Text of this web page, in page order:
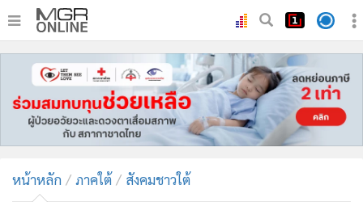
หน้าหลัก
ทันเหตุการณ์
• ภาคใต้
• บันเทิง
หน้าหลัก ภาคใต้ สังคมชาวใต้